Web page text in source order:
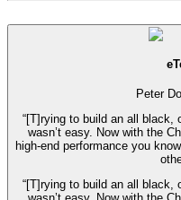
Peter
“[T]rying to build an all black,
wasn’t easy. Now with the
high-end performance you
“[T]rying to build an all black,